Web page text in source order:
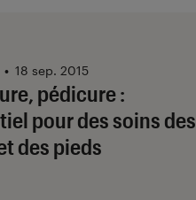
pédicure :
pour des soins des
des pieds
• 18 sep. 2015